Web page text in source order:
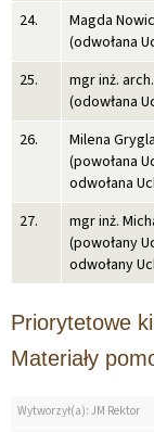
24.
Magda
(odwołana
25.
mgr inż.
(odowłana
26.
Milena
(powołana
odwołana
27.
mgr inż.
(powołany
odwołany
Priorytetowe
Materiały
Wytworzył(a): JM Rektor